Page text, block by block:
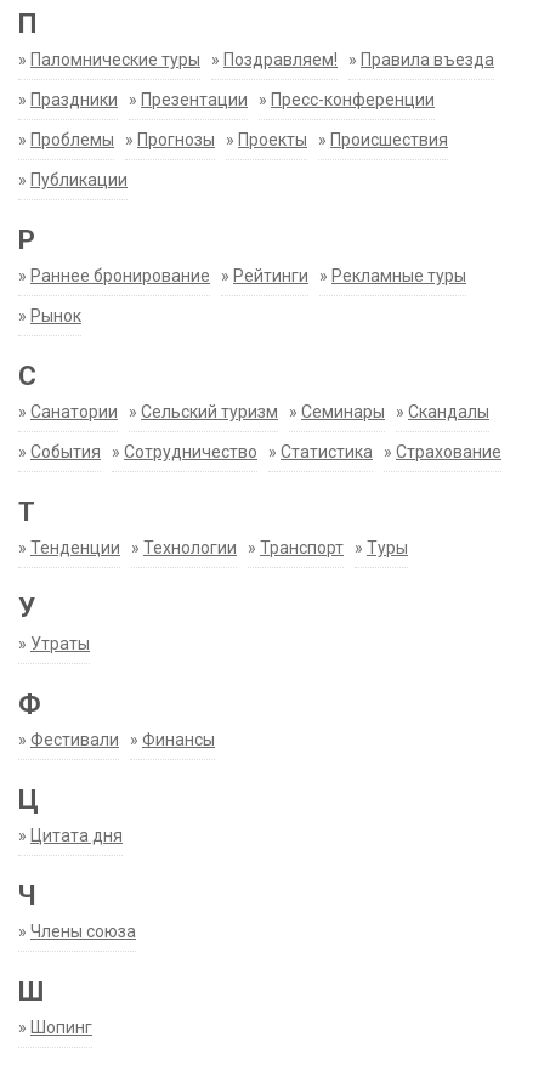
П
» Паломнические туры » Поздравляем! » Правила въезда
» Праздники » Презентации » Пресс-конференции
» Проблемы » Прогнозы » Проекты » Происшествия
» Публикации
Р
» Раннее бронирование » Рейтинги » Рекламные туры
» Рынок
С
» Санатории » Сельский туризм » Семинары » Скандалы
» События » Сотрудничество » Статистика » Страхование
Т
» Тенденции » Технологии » Транспорт » Туры
У
» Утраты
Ф
» Фестивали » Финансы
Ц
» Цитата дня
Ч
» Члены союза
Ш
» Шопинг